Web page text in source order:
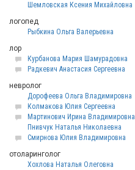
Шемловская Ксения Михайловна
логопед
Рыбкина Ольга Валерьевна
лор
Курбанова Мария Шамурадовна
Радкевич Анастасия Сергеевна
невролог
Дорофеева Ольга Владимировна
Колмакова Юлия Сергеевна
Мартинович Ирина Владимировна
Пнивчук Наталья Николаевна
Смирнова Юлия Владимировна
отоларинголог
Хохлова Наталья Олеговна